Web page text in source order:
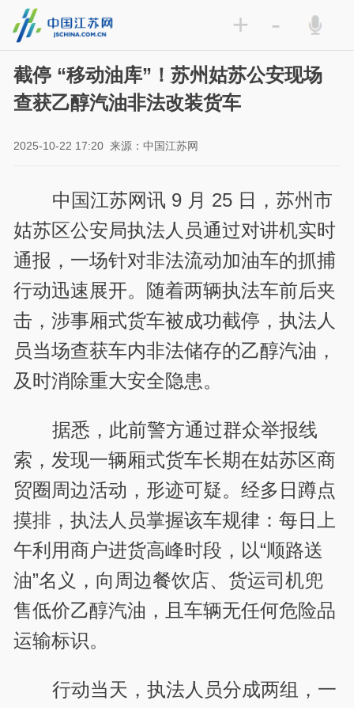
+ -
截停 “移动油库”！苏州姑苏公安现场
查获乙醇汽油非法改装货车
2025-10-22 17:20 来源：中国江苏网
中国江苏网讯 9 月 25 日，苏州市
姑苏区公安局执法人员通过对讲机实时
通报，一场针对非法流动加油车的抓捕
行动迅速展开。随着两辆执法车前后夹
击，涉事厢式货车被成功截停，执法人
员当场查获车内非法储存的乙醇汽油，
及时消除重大安全隐患。
据悉，此前警方通过群众举报线
索，发现一辆厢式货车长期在姑苏区商
贸圈周边活动，形迹可疑。经多日蹲点
摸排，执法人员掌握该车规律：每日上
午利用商户进货高峰时段，以“顺路送
油”名义，向周边餐饮店、货运司机兜
售低价乙醇汽油，且车辆无任何危险品
运输标识。
行动当天，执法人员分成两组，一